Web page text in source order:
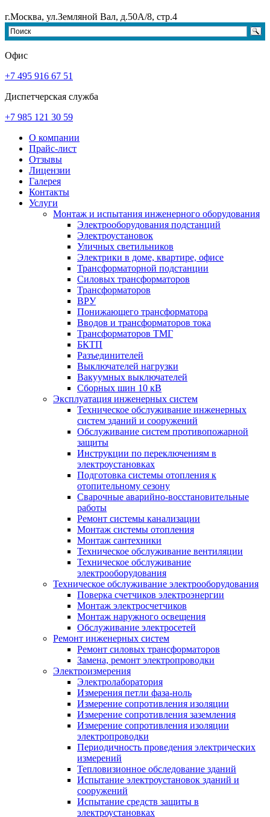
г.Москва, ул.Земляной Вал, д.50А/8, стр.4
Офис
+7 495 916 67 51
Диспетчерская служба
+7 985 121 30 59
О компании
Прайс-лист
Отзывы
Лицензии
Галерея
Контакты
Услуги
Монтаж и испытания инженерного оборудования
Электрооборудования подстанций
Электроустановок
Уличных светильников
Электрики в доме, квартире, офисе
Трансформаторной подстанции
Силовых трансформаторов
Трансформаторов
ВРУ
Понижающего трансформатора
Вводов и трансформаторов тока
Трансформаторов ТМГ
БКТП
Разъединителей
Выключателей нагрузки
Вакуумных выключателей
Cборных шин 10 кВ
Эксплуатация инженерных систем
Техническое обслуживание инженерных
систем зданий и сооружений
Обслуживание систем противопожарной
защиты
Инструкции по переключениям в
электроустановках
Подготовка системы отопления к
отопительному сезону
Сварочные аварийно-восстановительные
работы
Ремонт системы канализации
Монтаж системы отопления
Монтаж сантехники
Техническое обслуживание вентиляции
Техническое обслуживание
электрооборудования
Техническое обслуживание электрооборудования
Поверка счетчиков электроэнергии
Монтаж электросчетчиков
Монтаж наружного освещения
Обслуживание электросетей
Ремонт инженерных систем
Ремонт силовых трансформаторов
Замена, ремонт электропроводки
Электроизмерения
Электролаборатория
Измерения петли фаза-ноль
Измерение сопротивления изоляции
Измерение сопротивления заземления
Измерение сопротивления изоляции
электропроводки
Периодичность проведения электрических
измерений
Тепловизионное обследование зданий
Испытание электроустановок зданий и
сооружений
Испытание средств защиты в
электроустановках